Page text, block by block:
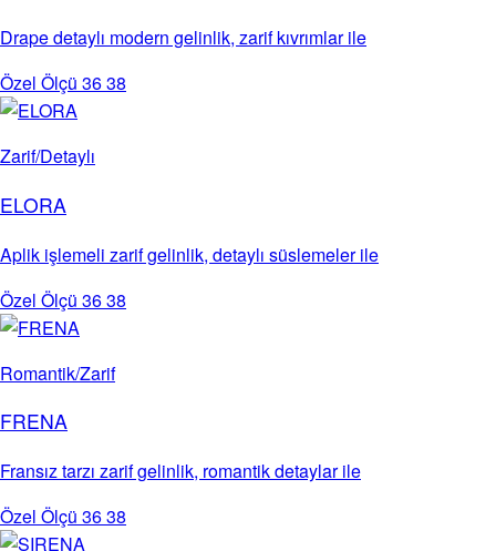
Drape detaylı modern gelinlik, zarif kıvrımlar ile
Özel Ölçü 3638
Zarif/Detaylı
ELORA
Aplik işlemeli zarif gelinlik, detaylı süslemeler ile
Özel Ölçü 3638
Romantik/Zarif
FRENA
Fransız tarzı zarif gelinlik, romantik detaylar ile
Özel Ölçü 3638